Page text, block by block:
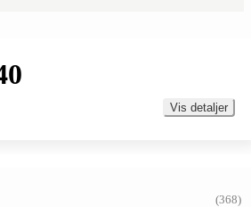
Vis detaljer
(368)